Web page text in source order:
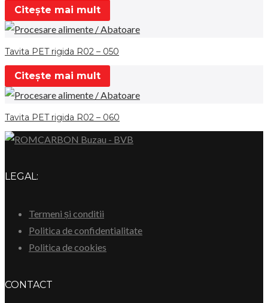
Citește mai mult
Tavita PET rigida R02 – 050
Citește mai mult
Tavita PET rigida R02 – 060
LEGAL:
Termeni și conditii
Politica de confidentialitate
Politica de cookies
CONTACT